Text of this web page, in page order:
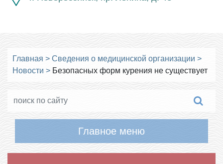
Главная > Сведения о медицинской организации >
Новости > Безопасных форм курения не существует
Главное меню